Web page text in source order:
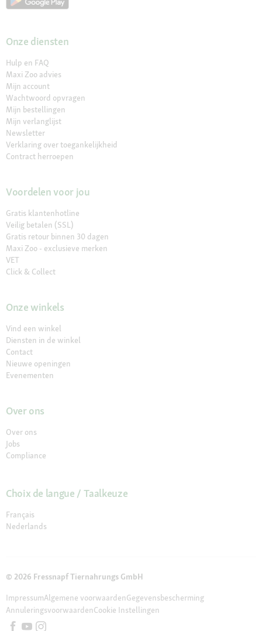
Onze diensten
Hulp en FAQ
Maxi Zoo advies
Mijn account
Wachtwoord opvragen
Mijn bestellingen
Mijn verlanglijst
Newsletter
Verklaring over toegankelijkheid
Contract herroepen
Voordelen voor jou
Gratis klantenhotline
Veilig betalen (SSL)
Gratis retour binnen 30 dagen
Maxi Zoo - exclusieve merken
VET
Click & Collect
Onze winkels
Vind een winkel
Diensten in de winkel
Contact
Nieuwe openingen
Evenementen
Over ons
Over ons
Jobs
Compliance
Choix de langue / Taalkeuze
Français
Nederlands
© 2026 Fressnapf Tiernahrungs GmbH
ImpressumAlgemene voorwaardenGegevensbescherming
AnnuleringsvoorwaardenCookie Instellingen